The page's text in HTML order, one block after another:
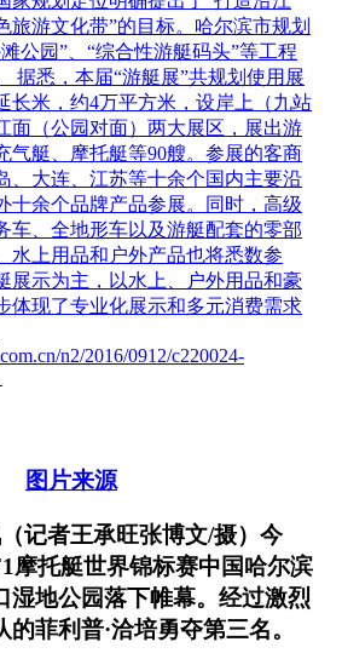
旅游文化带”的目标。哈尔滨市规划
公园”、“综合性游艇码头”等工程
据悉，本届“游艇展”共规划使用展
长米，约4万平方米，设岸上（九站
面（公园对面）两大展区，展出游
气艇、摩托艇等90艘。参展的客商
、大连、江苏等十余个国内主要沿
十余个品牌产品参展。同时，高级
车、全地形车以及游艇配套的零部
水上用品和户外产品也将悉数参
展示为主，以水上、户外用品和豪
体现了专业化展示和多元消费需求
n2/2016/0912/c220024-
图片来源
记者王承旺张博文/摄）今
摩托艇世界锦标赛中国哈尔滨
湿地公园落下帷幕。经过激烈
菲利普·洽培勇夺第三名。